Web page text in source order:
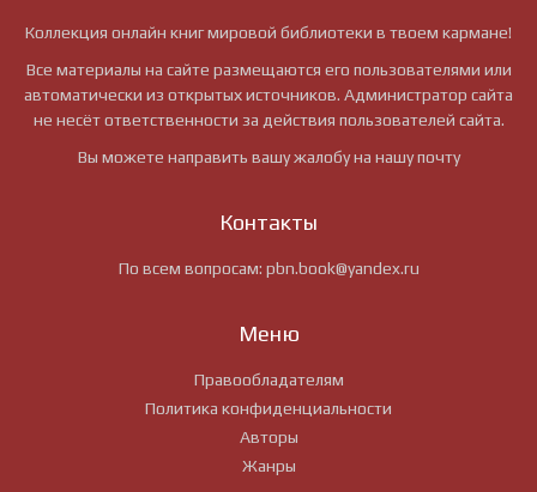
Коллекция онлайн книг мировой библиотеки в твоем кармане!
Все материалы на сайте размещаются его пользователями или
автоматически из открытых источников. Администратор сайта
не несёт ответственности за действия пользователей сайта.
Вы можете направить вашу жалобу на нашу почту
Контакты
По всем вопросам: pbn.book@yandex.ru
Меню
Правообладателям
Политика конфиденциальности
Авторы
Жанры